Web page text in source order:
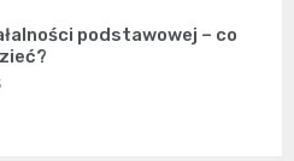
podstawowej – co